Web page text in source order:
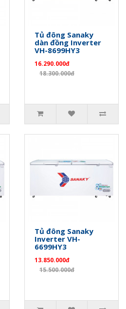
Tủ đông Sanaky
dàn đồng Inverter
VH-8699HY3
16.290.000đ
18.300.000đ
Tủ đông Sanaky
Inverter VH-
6699HY3
13.850.000đ
15.500.000đ